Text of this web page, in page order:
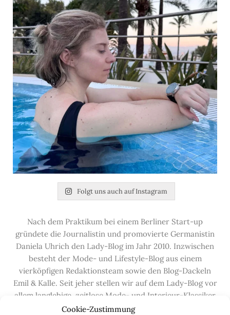
Cookie-Zustimmung
Folgt uns auch auf Instagram
Nach dem Praktikum bei einem Berliner Start-up
gründete die Journalistin und promovierte Germanistin
Daniela Uhrich den Lady-Blog im Jahr 2010. Inzwischen
besteht der Mode- und Lifestyle-Blog aus einem
vierköpfigen Redaktionsteam sowie den Blog-Dackeln
Emil & Kalle. Seit jeher stellen wir auf dem Lady-Blog vor
allem langlebige, zeitlose Mode- und Interieur-Klassiker
vor, die hochwertig verarbeitet und unter guten